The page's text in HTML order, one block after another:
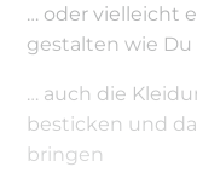
… oder vielleicht
gestalten wie Du
… auch die
besticken und
bringen